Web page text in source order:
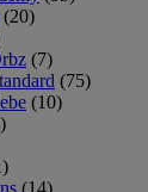
(20)
(7)
(75)
(10)
(14)